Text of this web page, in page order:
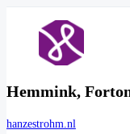
Hemmink,
hanzestrohm.nl